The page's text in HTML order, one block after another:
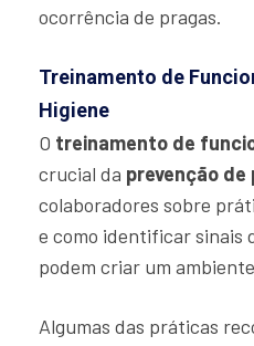
ocorrência de pragas.
Treinamento de
Higiene
O treinamento de
crucial da prevenção de
colaboradores sobre
e como identificar sinais
podem criar um
Algumas das práticas